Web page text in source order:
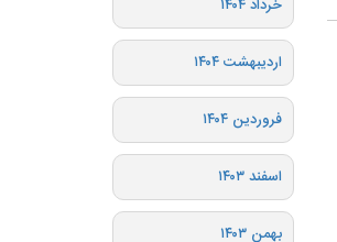
خرداد ۱۴۰۴
اردیبهشت ۱۴۰۴
فروردین ۱۴۰۴
اسفند ۱۴۰۳
بهمن ۱۴۰۳